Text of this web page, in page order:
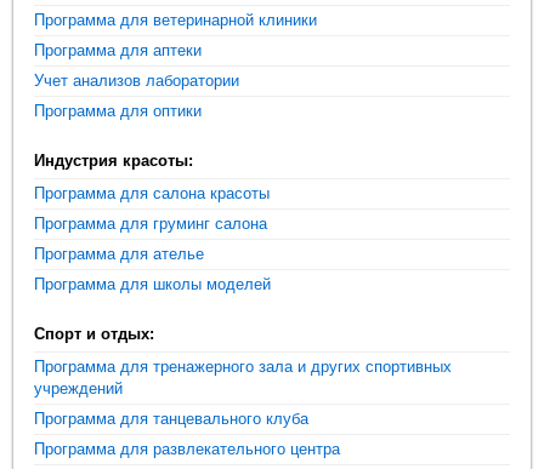
Программа для ветеринарной клиники
Программа для аптеки
Учет анализов лаборатории
Программа для оптики
Индустрия красоты:
Программа для салона красоты
Программа для груминг салона
Программа для ателье
Программа для школы моделей
Спорт и отдых:
Программа для тренажерного зала и других спортивных
учреждений
Программа для танцевального клуба
Программа для развлекательного центра